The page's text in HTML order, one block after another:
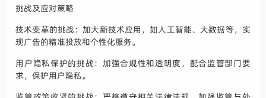
挑战及应对策略
技术变革的挑战：加大新技术应用，如人工智能、大数据等，实
现广告的精准投放和个性化服务。
用户隐私保护的挑战：加强合规性和透明度，配合监管部门要
求，保护用户隐私。